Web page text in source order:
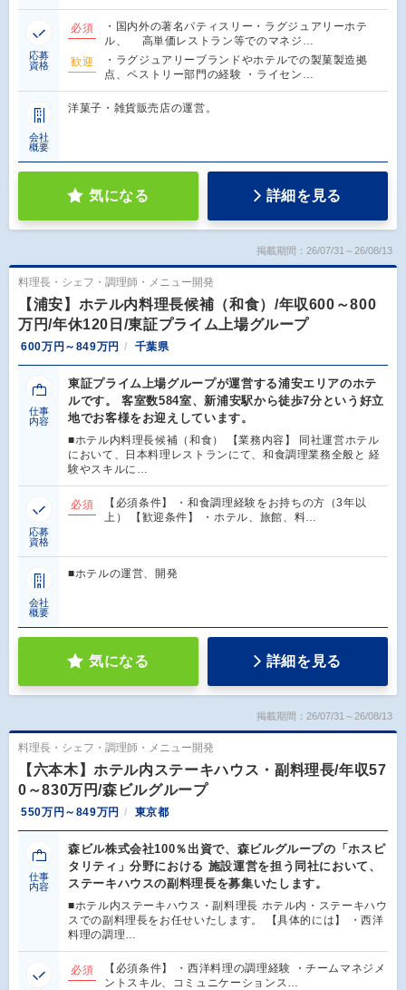
応募
資格
必須
・国内外の著名パティスリー・ラグジュアリーホテ
ル、 高単価レストラン等でのマネジ…
歓迎
・ラグジュアリーブランドやホテルでの製菓製造拠
点、ペストリー部門の経験 ・ライセン…
会社
概要
洋菓子・雑貨販売店の運営。
気になる 詳細を見る
掲載期間：26/07/31～26/08/13
料理長・シェフ・調理師・メニュー開発
【浦安】ホテル内料理長候補（和食）/年収600～800
万円/年休120日/東証プライム上場グループ
600万円～849万円 千葉県
仕事
内容
東証プライム上場グループが運営する浦安エリアのホテ
ルです。 客室数584室、新浦安駅から徒歩7分という好立
地でお客様をお迎えしています。
■ホテル内料理長候補（和食） 【業務内容】 同社運営ホテル
において、日本料理レストランにて、和食調理業務全般と 経
験やスキルに…
応募
資格
必須
【必須条件】 ・和食調理経験をお持ちの方（3年以
上） 【歓迎条件】 ・ホテル、旅館、料…
会社
概要
■ホテルの運営、開発
気になる 詳細を見る
掲載期間：26/07/31～26/08/13
料理長・シェフ・調理師・メニュー開発
【六本木】ホテル内ステーキハウス・副料理長/年収57
0～830万円/森ビルグループ
550万円～849万円 東京都
仕事
内容
森ビル株式会社100％出資で、森ビルグループの「ホスピ
タリティ」分野における 施設運営を担う同社において、
ステーキハウスの副料理長を募集いたします。
■ホテル内ステーキハウス・副料理長 ホテル内・ステーキハウ
スでの副料理長をお任せいたします。 【具体的には】 ・西洋
料理の調理…
必須
【必須条件】 ・西洋料理の調理経験 ・チームマネジメ
ントスキル、コミュニケーションス…